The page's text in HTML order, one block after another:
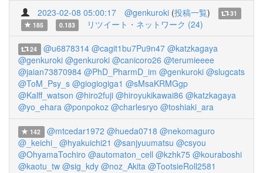
2023-02-08 05:00:17 @genkuroki (投稿一覧)
31
185
0.183 リツイート・ネットワーク (24)
24 @u6878314 @cagit1bu7Pu9n47 @katzkagaya
@genkuroki @genkuroki @canicoro26 @terumieeee
@jaian73870984 @PhD_PharmD_im @genkuroki @slugcats
@ToM_Psy_s @giogiogiga1 @sMsaKRMGgp
@Kalff_watson @hiro2fuji @hiroyukikawai86 @katzkagaya
@yo_ehara @ponpokoz @charlesryo @toshiaki_ara
142 @mtcedar1972 @hueda0718 @nekomaguro
@_keichi_ @hyakuichi21 @sanjyuumatsu @csyou
@OhyamaTochiro @automaton_cell @kzhk75 @kouraboshi
@kaotu_tw @sig_kdy @noz_Akita @TootsieRoll2581